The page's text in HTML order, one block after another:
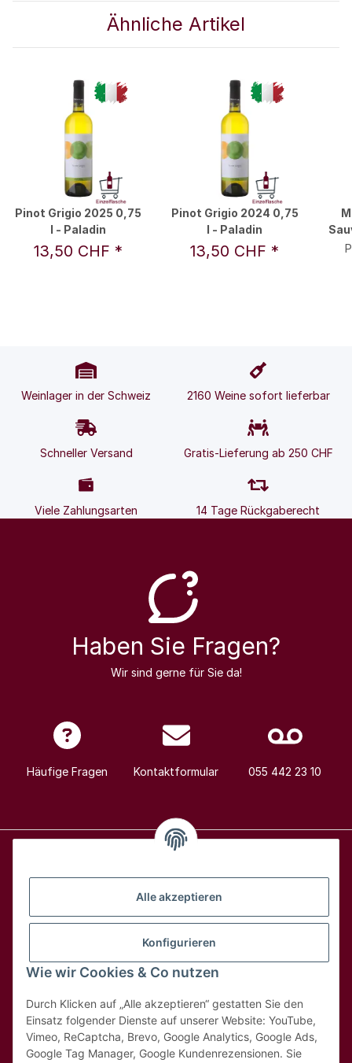
Alle akzeptieren
Konfigurieren
Wie wir Cookies & Co nutzen
Durch Klicken auf „Alle akzeptieren“ gestatten Sie den
Einsatz folgender Dienste auf unserer Website: YouTube,
Vimeo, ReCaptcha, Brevo, Google Analytics, Google Ads,
Google Tag Manager, Google Kundenrezensionen. Sie
Ähnliche Artikel
Pinot Grigio 2025 0,75
l - Paladin
13,50 CHF *
Pinot Grigio 2024 0,75
l - Paladin
13,50 CHF *
Weinlager in der Schweiz 2160 Weine sofort lieferbar
Schneller Versand Gratis-Lieferung ab 250 CHF
Viele Zahlungsarten 14 Tage Rückgaberecht
Haben Sie Fragen?
Wir sind gerne für Sie da!
Häufige Fragen Kontaktformular 055 442 23 10
Hilfe & Kontakt
Rechtliches